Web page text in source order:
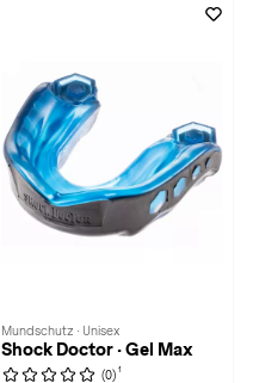
Mundschutz · Unisex
Shock Doctor · Gel Max
(0) 1